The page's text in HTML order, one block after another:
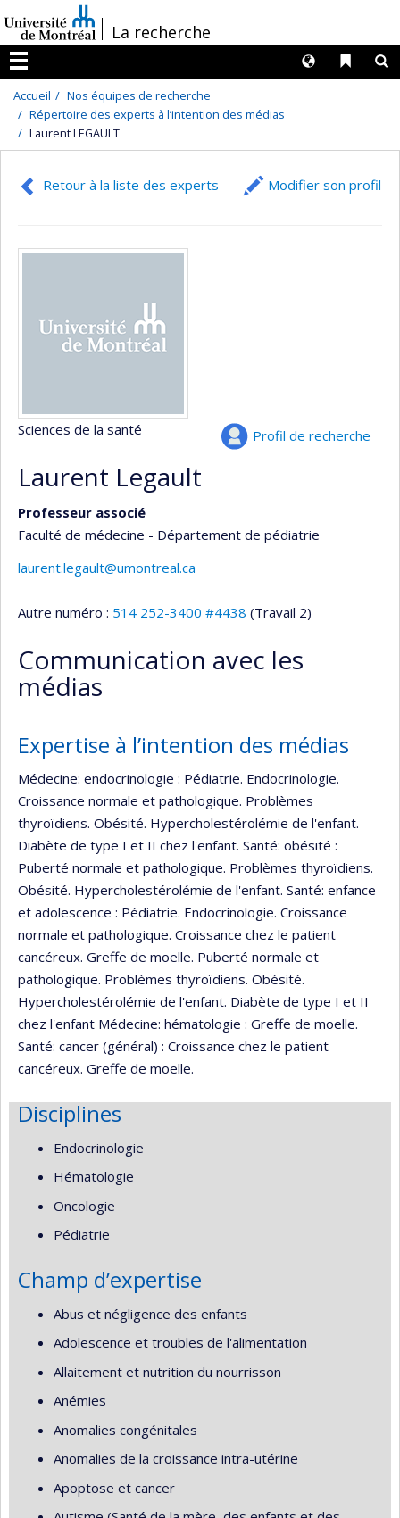
au
contenu
/La recherche
Menu
Liens
Langues
Accueil
Nos équipes de recherche
Répertoire des experts à l’intention des médias
Laurent LEGAULT
Retour à la liste des experts Modifier son profil
Profil de recherche
Sciences de la santé
Laurent Legault
Professeur associé
Faculté de médecine - Département de pédiatrie
laurent.legault@umontreal.ca
Autre numéro : 514 252-3400 #4438 (Travail 2)
Communication avec les
médias
Expertise à l’intention des médias
Médecine: endocrinologie : Pédiatrie. Endocrinologie.
Croissance normale et pathologique. Problèmes
thyroïdiens. Obésité. Hypercholestérolémie de l'enfant.
Diabète de type I et II chez l'enfant. Santé: obésité :
Puberté normale et pathologique. Problèmes thyroïdiens.
Obésité. Hypercholestérolémie de l'enfant. Santé: enfance
et adolescence : Pédiatrie. Endocrinologie. Croissance
normale et pathologique. Croissance chez le patient
cancéreux. Greffe de moelle. Puberté normale et
pathologique. Problèmes thyroïdiens. Obésité.
Hypercholestérolémie de l'enfant. Diabète de type I et II
chez l'enfant Médecine: hématologie : Greffe de moelle.
Santé: cancer (général) : Croissance chez le patient
cancéreux. Greffe de moelle.
Disciplines
Endocrinologie
Hématologie
Oncologie
Pédiatrie
Champ d’expertise
Abus et négligence des enfants
Adolescence et troubles de l'alimentation
Allaitement et nutrition du nourrisson
Anémies
Anomalies congénitales
Anomalies de la croissance intra-utérine
Apoptose et cancer